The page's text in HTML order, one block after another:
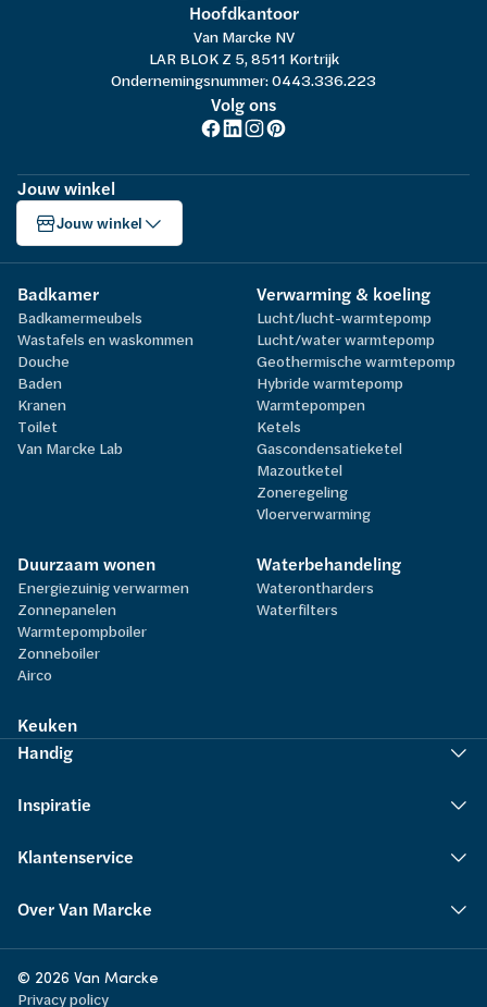
Hoofdkantoor
Van Marcke NV
LAR BLOK Z 5, 8511 Kortrijk
Ondernemingsnummer: 0443.336.223
Volg ons
Jouw winkel
Jouw winkel
Badkamer
Badkamermeubels
Wastafels en waskommen
Douche
Baden
Kranen
Toilet
Van Marcke Lab
Verwarming & koeling
Lucht/lucht-warmtepomp
Lucht/water warmtepomp
Geothermische warmtepomp
Hybride warmtepomp
Warmtepompen
Ketels
Gascondensatieketel
Mazoutketel
Zoneregeling
Vloerverwarming
Duurzaam wonen
Energiezuinig verwarmen
Zonnepanelen
Warmtepompboiler
Zonneboiler
Airco
Waterbehandeling
Waterontharders
Waterfilters
Keuken
Handig
Inspiratie
Klantenservice
Over Van Marcke
© 2026 Van Marcke
Privacy policy